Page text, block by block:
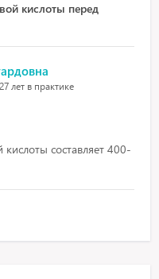
кислоты перед
лет в практике
составляет 400-